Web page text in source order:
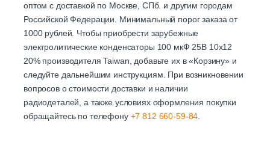
оптом с доставкой по Москве, СПб. и другим городам
Российской Федерации. Минимальный порог заказа от
1000 рублей. Чтобы приобрести зарубежные
электролитические конденсаторы 100 мкФ 25В 10x12
20% производителя Taiwan, добавьте их в «Корзину» и
следуйте дальнейшим инструкциям. При возникновении
вопросов о стоимости доставки и наличии
радиодеталей, а также условиях оформления покупки
обращайтесь по телефону +7 812 660-59-84.